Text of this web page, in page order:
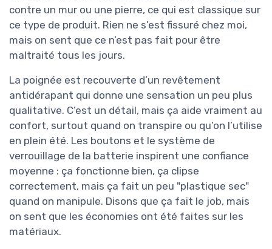
contre un mur ou une pierre, ce qui est classique sur
ce type de produit. Rien ne s’est fissuré chez moi,
mais on sent que ce n’est pas fait pour être
maltraité tous les jours.
La poignée est recouverte d’un revêtement
antidérapant qui donne une sensation un peu plus
qualitative. C’est un détail, mais ça aide vraiment au
confort, surtout quand on transpire ou qu’on l’utilise
en plein été. Les boutons et le système de
verrouillage de la batterie inspirent une confiance
moyenne : ça fonctionne bien, ça clipse
correctement, mais ça fait un peu "plastique sec"
quand on manipule. Disons que ça fait le job, mais
on sent que les économies ont été faites sur les
matériaux.